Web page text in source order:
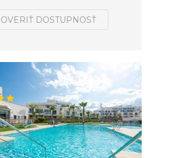
OVERIŤ DOSTUPNOSŤ